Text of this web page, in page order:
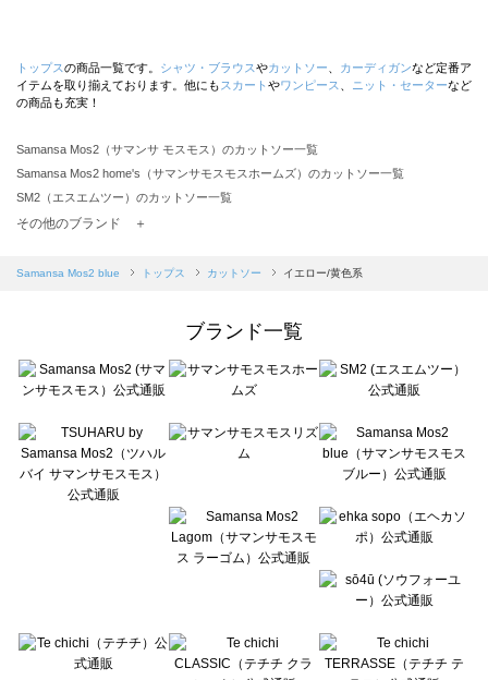
トップスの商品一覧です。 シャツ・ブラウスやカットソー カーディガンなど定番ア
イテムを取り揃えております。他にも スカート やワンピース ニット・セーターなど
の商品も充実！
Samansa Mos2（サマンサ モスモス）のカットソー一覧
Samansa Mos2 home's（サマンサモスモスホームズ）のカットソー一覧
SM2（エスエムツー）のカットソー一覧
TSUHARU by Samansa Mos2（ツハルバイサマンサモスモス）のカットソー一覧
Samansa Mos2 blue（サマンサモスモス ブルー）のカットソー一覧
sō4ū（ソウフォーユー）のカットソー一覧
Te chichi（テチチ）のカットソー一覧
Te chichi CLASSIC（テチチ クラシック）のカットソー一覧
Lugnoncure（ルノンキュール）のカットソー一覧
BETTY'S BLUE（べティーズブルー）のカットソー一覧
Wpc.（ワールドパーティー）のカットソー一覧
その他のブランド ＋
Samansa Mos2 blue トップス カットソー イエロー/黄色系
ブランド一覧